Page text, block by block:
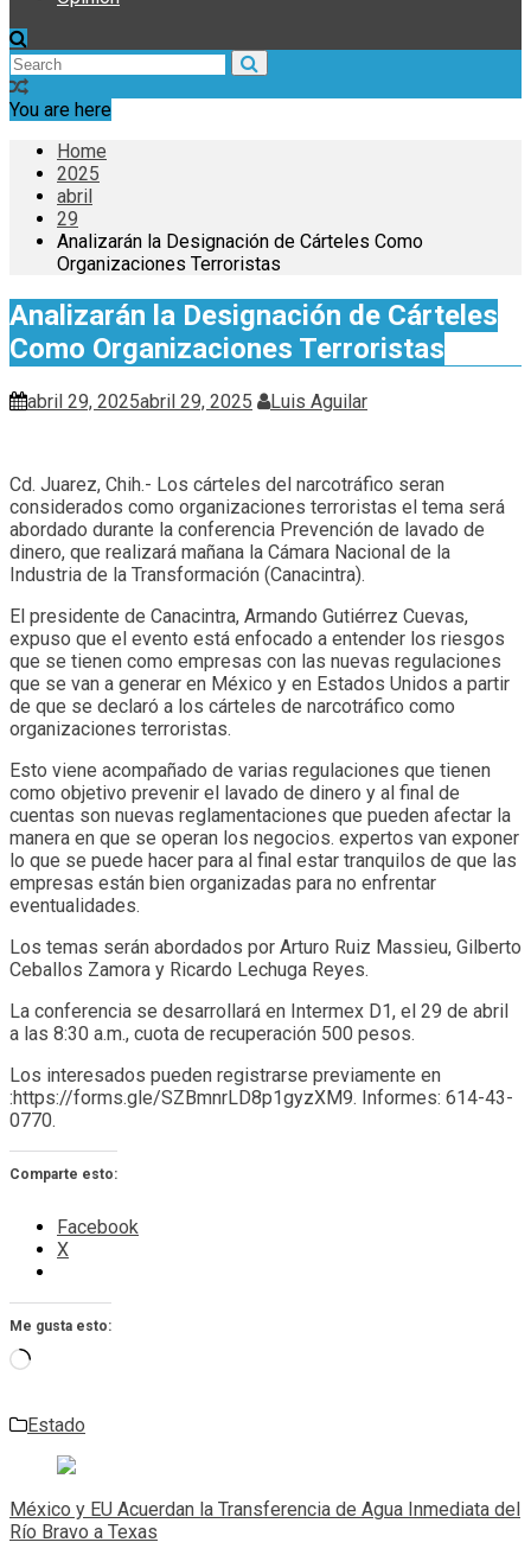
You are here
Home
2025
abril
29
Analizarán la Designación de Cárteles Como
Organizaciones Terroristas
Analizarán la Designación de Cárteles
Como Organizaciones Terroristas
abril 29, 2025abril 29, 2025 Luis Aguilar
Cd. Juarez, Chih.- Los cárteles del narcotráfico seran
considerados como organizaciones terroristas el tema será
abordado durante la conferencia Prevención de lavado de
dinero, que realizará mañana la Cámara Nacional de la
Industria de la Transformación (Canacintra).
El presidente de Canacintra, Armando Gutiérrez Cuevas,
expuso que el evento está enfocado a entender los riesgos
que se tienen como empresas con las nuevas regulaciones
que se van a generar en México y en Estados Unidos a partir
de que se declaró a los cárteles de narcotráfico como
organizaciones terroristas.
Esto viene acompañado de varias regulaciones que tienen
como objetivo prevenir el lavado de dinero y al final de
cuentas son nuevas reglamentaciones que pueden afectar la
manera en que se operan los negocios. expertos van exponer
lo que se puede hacer para al final estar tranquilos de que las
empresas están bien organizadas para no enfrentar
eventualidades.
Los temas serán abordados por Arturo Ruiz Massieu, Gilberto
Ceballos Zamora y Ricardo Lechuga Reyes.
La conferencia se desarrollará en Intermex D1, el 29 de abril
a las 8:30 a.m., cuota de recuperación 500 pesos.
Los interesados pueden registrarse previamente en
:https://forms.gle/SZBmnrLD8p1gyzXM9. Informes: 614-43-
0770.
Comparte esto:
Facebook
X
Me gusta esto:
Cargando...
Estado
Navegación
de
entradas
México y EU Acuerdan la Transferencia de Agua Inmediata del
Río Bravo a Texas